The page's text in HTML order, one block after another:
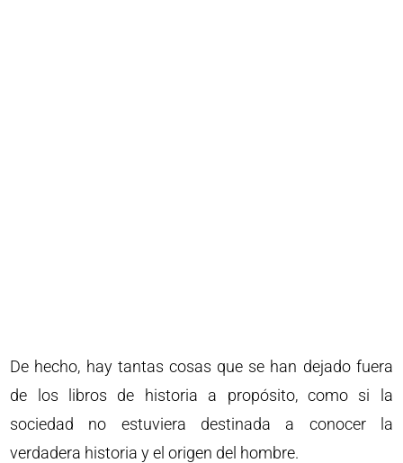
De hecho, hay tantas cosas que se han dejado fuera
de los libros de historia a propósito, como si la
sociedad no estuviera destinada a conocer la
verdadera historia y el origen del hombre.